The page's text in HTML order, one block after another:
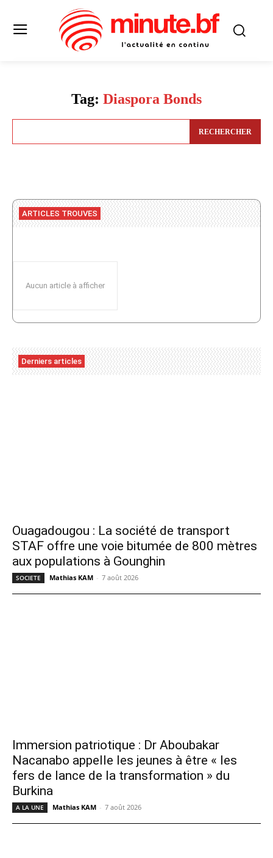
Tag: Diaspora Bonds
RECHERCHER
ARTICLES TROUVES
Aucun article à afficher
Derniers articles
Ouagadougou : La société de transport
STAF offre une voie bitumée de 800 mètres
aux populations à Gounghin
SOCIETE Mathias KAM - 7 août 2026
Immersion patriotique : Dr Aboubakar
Nacanabo appelle les jeunes à être « les
fers de lance de la transformation » du
Burkina
A LA UNE Mathias KAM - 7 août 2026